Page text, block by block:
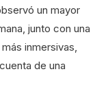
un mayor
junto con una
inmersivas,
de una